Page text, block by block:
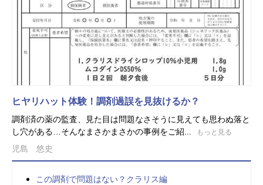
ヒヤリハット体験！調剤過誤を見抜けるか？
調剤済の薬の監査、見た目は問題なさそうに見えても思わぬ落と
し穴がある…そんなまさかまさかの事例をご紹...
もっと見る
児島 悠史
この調剤で問題はない？クラリス編